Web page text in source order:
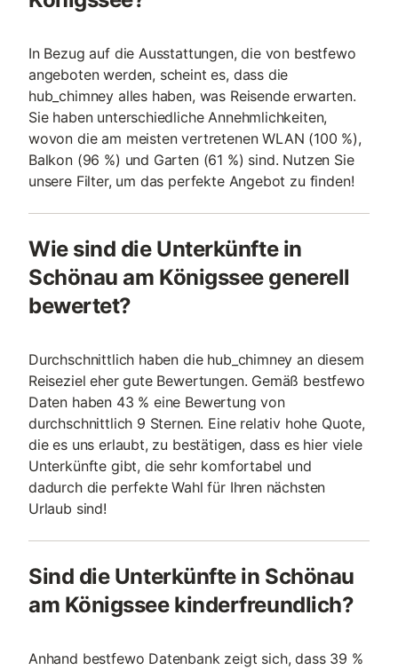
In Bezug auf die Ausstattungen, die von bestfewo
angeboten werden, scheint es, dass die
hub_chimney alles haben, was Reisende erwarten.
Sie haben unterschiedliche Annehmlichkeiten,
wovon die am meisten vertretenen WLAN (100 %),
Balkon (96 %) und Garten (61 %) sind. Nutzen Sie
unsere Filter, um das perfekte Angebot zu finden!
Wie sind die Unterkünfte in
Schönau am Königssee generell
bewertet?
Durchschnittlich haben die hub_chimney an diesem
Reiseziel eher gute Bewertungen. Gemäß bestfewo
Daten haben 43 % eine Bewertung von
durchschnittlich 9 Sternen. Eine relativ hohe Quote,
die es uns erlaubt, zu bestätigen, dass es hier viele
Unterkünfte gibt, die sehr komfortabel und
dadurch die perfekte Wahl für Ihren nächsten
Urlaub sind!
Sind die Unterkünfte in Schönau
am Königssee kinderfreundlich?
Anhand bestfewo Datenbank zeigt sich, dass 39 %